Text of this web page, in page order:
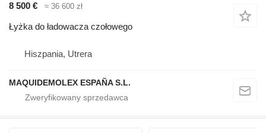
8 500 €
≈ 36 600 zł
Łyżka do ładowacza czołowego
Hiszpania, Utrera
MAQUIDEMOLEX ESPAÑA S.L.